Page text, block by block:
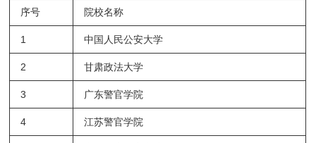
序号 院校名称
1 中国人民公安大学
2 甘肃政法大学
3 广东警官学院
4 江苏警官学院